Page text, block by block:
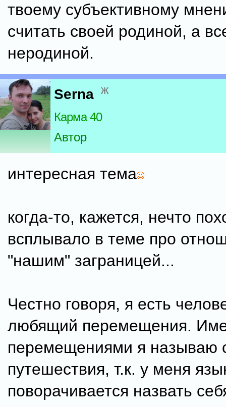
твоему субъективному
считать своей родиной, а
неродиной.
Serna ж
Карма 40
Автор
интересная тема
когда-то, кажется, нечто
всплывало в теме про
"нашим" заграницей...
Честно говоря, я есть
любящий перемещения.
перемещениями я называю
путешествия, т.к. у меня
поворачивается назвать